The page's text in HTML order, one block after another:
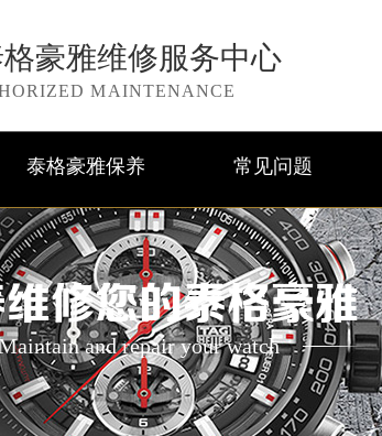
豪雅维修服务中心
MAINTENANCE
泰格豪雅保养 常见问题
修您的泰格豪雅
and repair your watch